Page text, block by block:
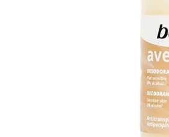
lácteos y refrigerados